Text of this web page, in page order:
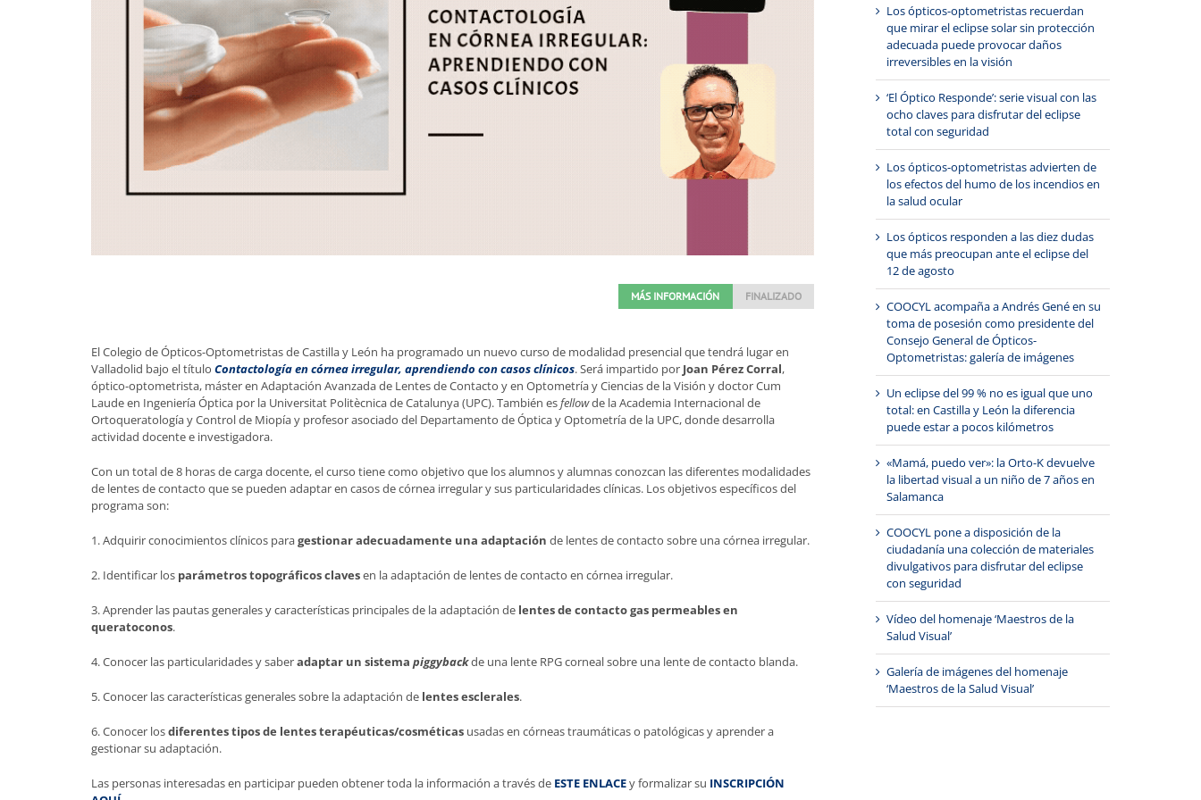
MÁS INFORMACIÓN FINALIZADO
El Colegio de Ópticos-Optometristas de Castilla y León ha programado un nuevo curso de modalidad presencial que tendrá lugar en
Valladolid bajo el título Contactología en córnea irregular, aprendiendo con casos clínicos. Será impartido por Joan Pérez Corral,
óptico-optometrista, máster en Adaptación Avanzada de Lentes de Contacto y en Optometría y Ciencias de la Visión y doctor Cum
Laude en Ingeniería Óptica por la Universitat Politècnica de Catalunya (UPC). También esfellowde la Academia Internacional de
Ortoqueratología y Control de Miopía y profesor asociado del Departamento de Óptica y Optometría de la UPC, donde desarrolla
actividad docente e investigadora.
Con un total de 8 horas de carga docente, el curso tiene como objetivo que los alumnos y alumnas conozcan las diferentes modalidades
de lentes de contacto que se pueden adaptar en casos de córnea irregular y sus particularidades clínicas. Los objetivos específicos del
programa son:
1. Adquirir conocimientos clínicos paragestionar adecuadamente una adaptación de lentes de contacto sobre una córnea irregular.
2. Identificar los parámetros topográficos clavesen la adaptación de lentes de contacto en córnea irregular.
3. Aprender las pautas generales y características principales de la adaptación de lentes de contacto gas permeables en
queratoconos.
4. Conocer las particularidades y saberadaptar un sistema piggybackde una lente RPG corneal sobre una lente de contacto blanda.
5. Conocer las características generales sobre la adaptación de lentes esclerales.
6. Conocer losdiferentes tipos de lentes terapéuticas/cosméticas usadas en córneas traumáticas o patológicas y aprender a
gestionar su adaptación.
Las personas interesadas en participar pueden obtener toda la información a través de ESTE ENLACEy formalizar su INSCRIPCIÓN
Los ópticos-optometristas recuerdan
que mirar el eclipse solar sin protección
adecuada puede provocar daños
irreversibles en la visión
‘El Óptico Responde’: serie visual con las
ocho claves para disfrutar del eclipse
total con seguridad
Los ópticos-optometristas advierten de
los efectos del humo de los incendios en
la salud ocular
Los ópticos responden a las diez dudas
que más preocupan ante el eclipse del
12 de agosto
COOCYL acompaña a Andrés Gené en su
toma de posesión como presidente del
Consejo General de Ópticos-
Optometristas: galería de imágenes
Un eclipse del 99 % no es igual que uno
total: en Castilla y León la diferencia
puede estar a pocos kilómetros
«Mamá, puedo ver»: la Orto-K devuelve
la libertad visual a un niño de 7 años en
Salamanca
COOCYL pone a disposición de la
ciudadanía una colección de materiales
divulgativos para disfrutar del eclipse
con seguridad
Vídeo del homenaje ‘Maestros de la
Salud Visual’
Galería de imágenes del homenaje
‘Maestros de la Salud Visual’